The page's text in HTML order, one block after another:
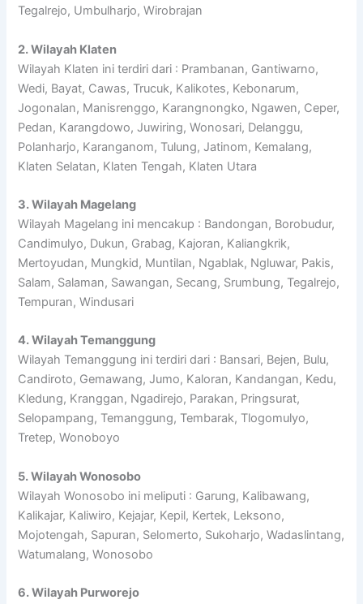
Tegalrejo, Umbulharjo, Wirobrajan
2. Wilayah Klaten
Wilayah Klaten ini terdiri dari : Prambanan, Gantiwarno,
Wedi, Bayat, Cawas, Trucuk, Kalikotes, Kebonarum,
Jogonalan, Manisrenggo, Karangnongko, Ngawen, Ceper,
Pedan, Karangdowo, Juwiring, Wonosari, Delanggu,
Polanharjo, Karanganom, Tulung, Jatinom, Kemalang,
Klaten Selatan, Klaten Tengah, Klaten Utara
3. Wilayah Magelang
Wilayah Magelang ini mencakup : Bandongan, Borobudur,
Candimulyo, Dukun, Grabag, Kajoran, Kaliangkrik,
Mertoyudan, Mungkid, Muntilan, Ngablak, Ngluwar, Pakis,
Salam, Salaman, Sawangan, Secang, Srumbung, Tegalrejo,
Tempuran, Windusari
4. Wilayah Temanggung
Wilayah Temanggung ini terdiri dari : Bansari, Bejen, Bulu,
Candiroto, Gemawang, Jumo, Kaloran, Kandangan, Kedu,
Kledung, Kranggan, Ngadirejo, Parakan, Pringsurat,
Selopampang, Temanggung, Tembarak, Tlogomulyo,
Tretep, Wonoboyo
5. Wilayah Wonosobo
Wilayah Wonosobo ini meliputi : Garung, Kalibawang,
Kalikajar, Kaliwiro, Kejajar, Kepil, Kertek, Leksono,
Mojotengah, Sapuran, Selomerto, Sukoharjo, Wadaslintang,
Watumalang, Wonosobo
6. Wilayah Purworejo